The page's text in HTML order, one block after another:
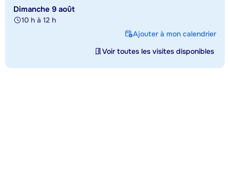
Dimanche 9 août
10 h à 12 h
Ajouter à mon calendrier
Voir toutes les visites disponibles